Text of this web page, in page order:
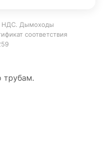
НДС. Дымоходы
соответствия
трубам.